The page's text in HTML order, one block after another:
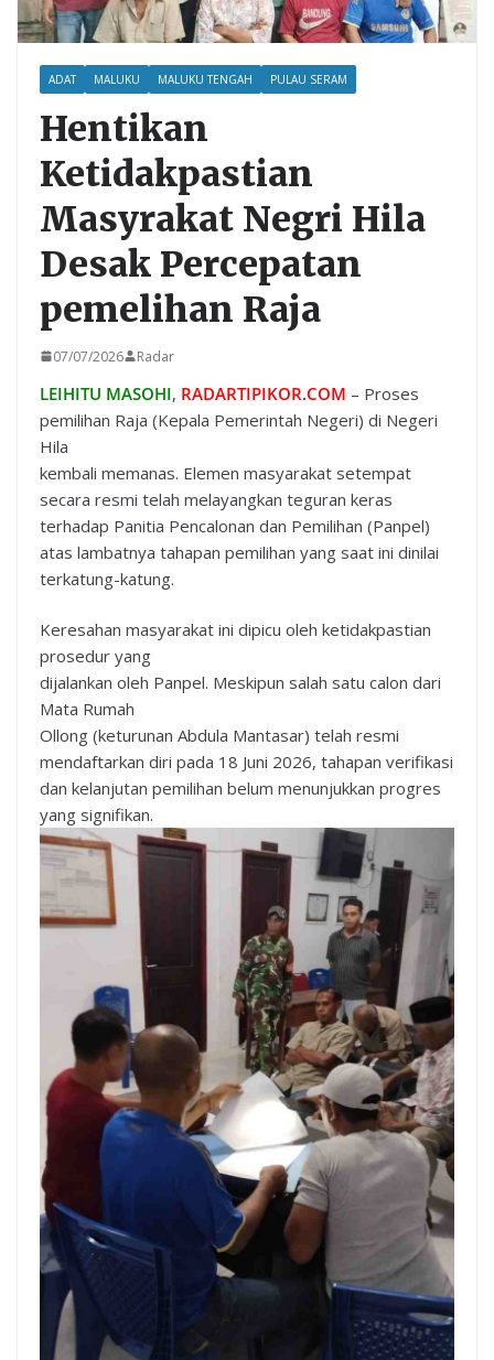
ADAT MALUKU MALUKU TENGAH PULAU SERAM
Hentikan
Ketidakpastian
Masyrakat Negri Hila
Desak Percepatan
pemelihan Raja
07/07/2026 Radar
LEIHITU MASOHI, RADARTIPIKOR.COM – Proses
pemilihan Raja (Kepala Pemerintah Negeri) di Negeri
Hila
kembali memanas. Elemen masyarakat setempat
secara resmi telah melayangkan teguran keras
terhadap Panitia Pencalonan dan Pemilihan (Panpel)
atas lambatnya tahapan pemilihan yang saat ini dinilai
terkatung-katung.
Keresahan masyarakat ini dipicu oleh ketidakpastian
prosedur yang
dijalankan oleh Panpel. Meskipun salah satu calon dari
Mata Rumah
Ollong (keturunan Abdula Mantasar) telah resmi
mendaftarkan diri pada 18 Juni 2026, tahapan verifikasi
dan kelanjutan pemilihan belum menunjukkan progres
yang signifikan.